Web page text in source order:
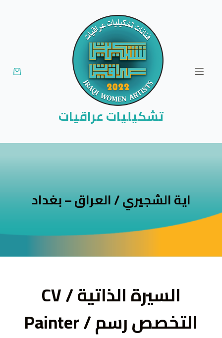
ى
تشكيليات عراقيات
اية الشجيري / العراق – بغداد
السيرة الذاتية / CV
التخصص رسم / Painter